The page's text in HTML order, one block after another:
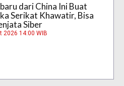
dari China Ini Buat
Serikat Khawatir, Bisa
Siber
2026 14:00 WIB